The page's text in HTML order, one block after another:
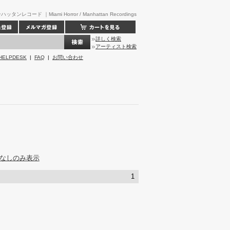
ハッタンレコード ｜Miami Horror / Manhattan Recordings
詳しく検索
アーティスト検索
| FAQ | お問い合わせ
しのみ表示
1